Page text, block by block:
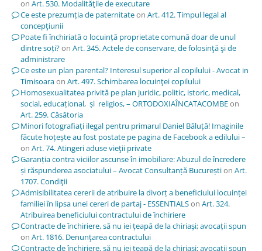
on Art. 530. Modalităţile de executare
Ce este prezumția de paternitateon Art. 412. Timpul legal al
concepţiunii
Poate fi închiriată o locuință proprietate comună doar de unul
dintre soți?on Art. 345. Actele de conservare, de folosinţă şi de
administrare
Ce este un plan parental? Interesul superior al copilului - Avocat in
Timisoaraon Art. 497. Schimbarea locuinţei copilului
Homosexualitatea privită pe plan juridic, politic, istoric, medical,
social, educațional, și religios, – ORTODOXIAÎNCATACOMBEon
Art. 259. Căsătoria
Minori fotografiați ilegal pentru primarul Daniel Băluță! Imaginile
făcute hoțește au fost postate pe pagina de Facebook a edilului –
on Art. 74. Atingeri aduse vieţii private
Garanția contra viciilor ascunse în imobiliare: Abuzul de încredere
și răspunderea asociatului – Avocat Consultanță Bucureștion Art.
1707. Condiţii
Admisibilitatea cererii de atribuire la divorț a beneficiului locuinței
familiei în lipsa unei cereri de partaj - ESSENTIALSon Art. 324.
Atribuirea beneficiului contractului de închiriere
Contracte de închiriere, să nu iei țeapă de la chiriași; avocații spun
on Art. 1816. Denunţarea contractului
Contracte de închiriere, să nu iei țeapă de la chiriași; avocații spun